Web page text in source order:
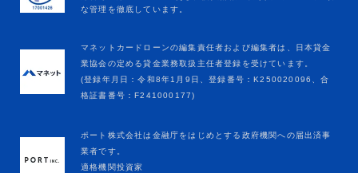
マネットカードローンの編集責任者および編集者は、日本貸金
業協会の定める貸金業務取扱主任者登録を受けています。
(登録年月日：令和8年1月9日、登録番号：K250020096、合
格証書番号：F241000177)
ポート株式会社は金融庁をはじめとする政府機関への届出済事
業者です。
適格機関投資家